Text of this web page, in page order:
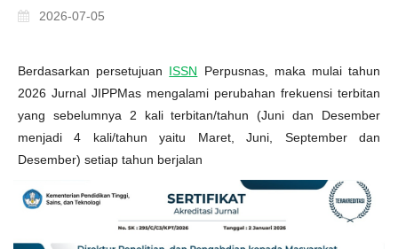
2026-07-05
Berdasarkan persetujuan ISSN Perpusnas, maka mulai tahun
2026 Jurnal JIPPMas mengalami perubahan frekuensi terbitan
yang sebelumnya 2 kali terbitan/tahun (Juni dan Desember
menjadi 4 kali/tahun yaitu Maret, Juni, September dan
Desember) setiap tahun berjalan